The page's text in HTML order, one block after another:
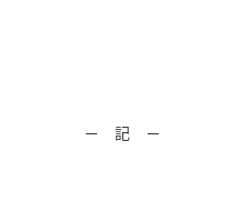
－ 記 －